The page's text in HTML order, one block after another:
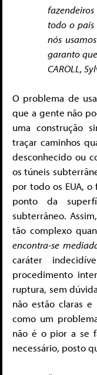
todo o
nós
garanto
CAROLL,
O problema de
que a gente não
uma construção
traçar caminhos
desconhecido ou
os túneis
por todo os EUA,
ponto da
subterrâneo.
tão complexo
encontra-se
caráter
procedimento
ruptura, sem
não estão claras
como um
não é o pior a se
necessário, posto